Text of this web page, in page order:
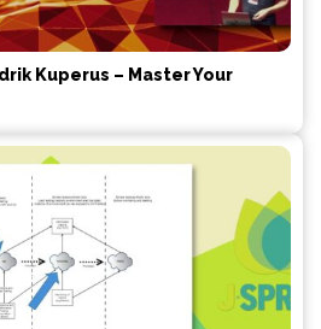
Kuperus – Master Your